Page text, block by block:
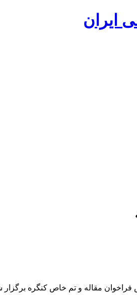
فراخوان مقاله و تم خاص کنگره برگزار